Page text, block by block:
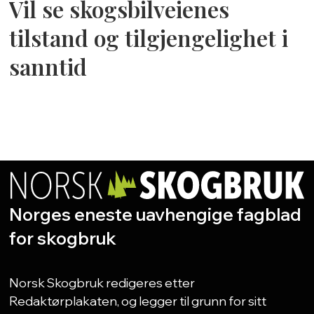
Vil se skogsbilveienes
tilstand og tilgjengelighet i
sanntid
Norges eneste uavhengige fagblad
for skogbruk
Norsk Skogbruk redigeres etter
Redaktørplakaten, og legger til grunn for sitt